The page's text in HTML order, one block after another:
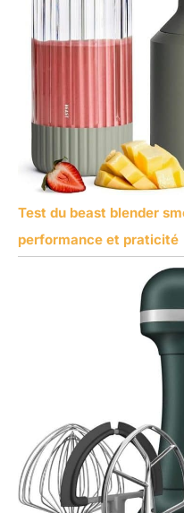
Test du beast blender
performance et praticité